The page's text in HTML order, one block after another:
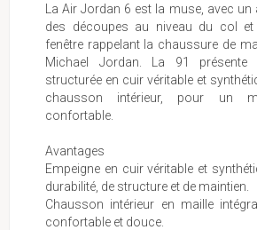
La Air Jordan 6 est la muse, avec un
des découpes au niveau du col et
fenêtre rappelant la chaussure de
Michael Jordan. La 91 présente
structurée en cuir véritable et
chausson intérieur, pour un
confortable.
Avantages
Empeigne en cuir véritable et
durabilité, de structure et de maintien.
Chausson intérieur en maille
confortable et douce.